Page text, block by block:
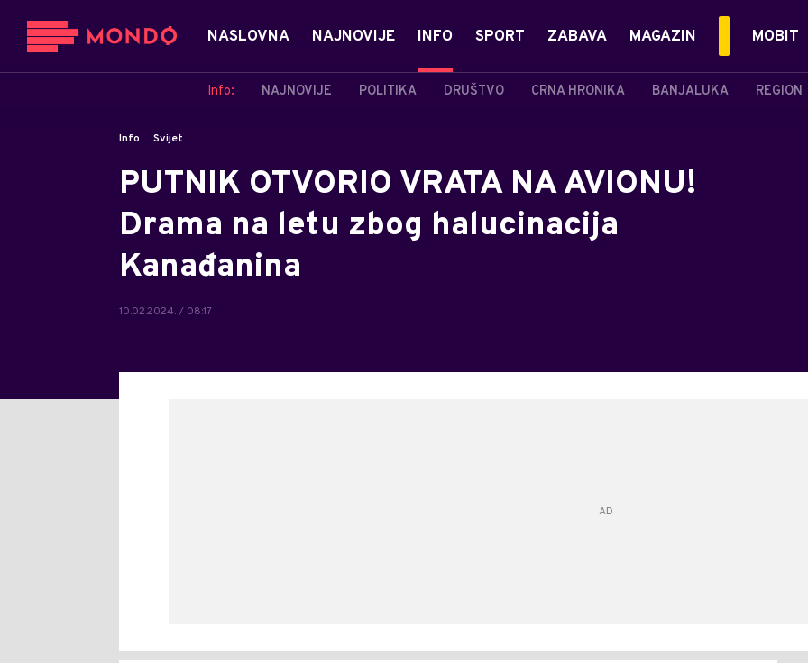
NASLOVNA NAJNOVIJE INFO
Info: NAJNOVIJE POLITIKA DRUŠTVO CRNA HRONIKA BANJALUKA REGION
SPORT ZABAVA MAGAZIN MOBIT
Info Svijet
PUTNIK OTVORIO VRATA NA AVIONU!
Drama na letu zbog halucinacija
Kanađanina
10.02.2024. / 08:17